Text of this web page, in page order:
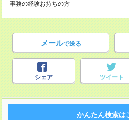
事務の経験お持ちの方
メールで送る
シェア ツイート
かんたん検索は